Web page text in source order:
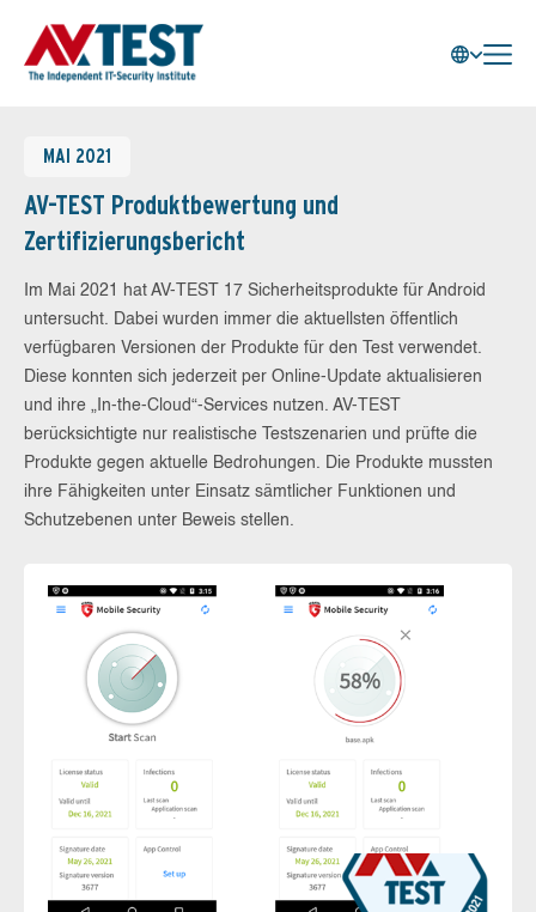
MAI 2021
AV-TEST Produktbewertung und
Zertifizierungsbericht
Im Mai 2021 hat AV-TEST 17 Sicherheitsprodukte für Android
untersucht. Dabei wurden immer die aktuellsten öffentlich
verfügbaren Versionen der Produkte für den Test verwendet.
Diese konnten sich jederzeit per Online-Update aktualisieren
und ihre „In-the-Cloud“-Services nutzen. AV-TEST
berücksichtigte nur realistische Testszenarien und prüfte die
Produkte gegen aktuelle Bedrohungen. Die Produkte mussten
ihre Fähigkeiten unter Einsatz sämtlicher Funktionen und
Schutzebenen unter Beweis stellen.